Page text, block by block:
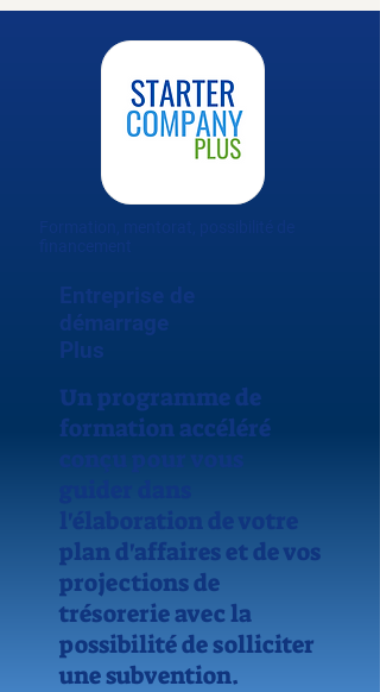
Entreprise de
démarrage
Plus
Un programme de
formation accéléré
conçu pour vous
l'élaboration de votre
plan d'affaires et de vos
projections de
trésorerie avec la
possibilité de solliciter
une subvention.